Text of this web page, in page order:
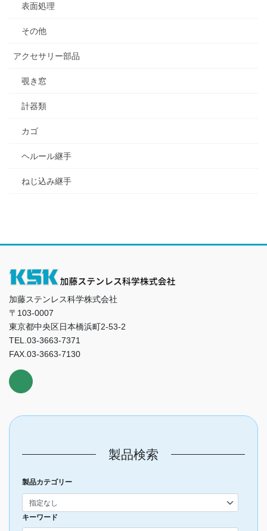
表面処理
その他
アクセサリー部品
覗き窓
計器類
カゴ
ヘルール継手
ねじ込み継手
加藤ステンレス科学株式会社
〒103-0007
東京都中央区日本橋浜町2-53-2
TEL.03-3663-7371
FAX.03-3663-7130
製品検索
製品カテゴリー
キーワード